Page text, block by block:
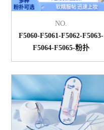
NO.
F5060-F5061-F5062-F5063-
F5064-F5065-粉扑